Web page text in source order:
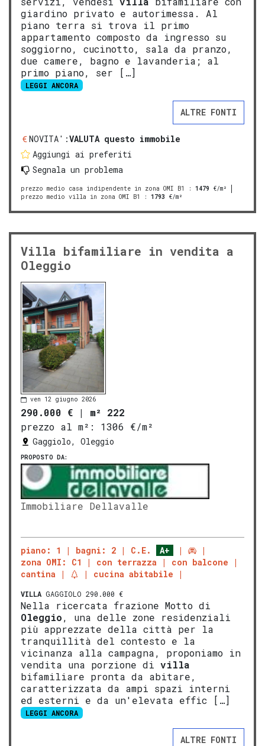
giardino privato e autorimessa. Al
piano terra si trova il primo
appartamento composto da ingresso su
soggiorno, cucinotto, sala da pranzo,
due camere, bagno e lavanderia; al
primo piano, ser […]
LEGGI ANCORA
ALTRE FONTI
NOVITA':VALUTA questo immobile
Aggiungi ai preferiti
Segnala un problema
prezzo medio casa indipendente in zona OMI B1 : 1479 €/m²
prezzo medio villa in zona OMI B1
: 1793 €/m²
Villa bifamiliare in vendita a
Oleggio
ven 12 giugno 2026
290.000 € | m² 222
prezzo al m²:
1306 €/m²
Gaggiolo, Oleggio
PROPOSTO DA:
Immobiliare Dellavalle
piano: 1 bagni: 2 C.E.
A+
zona OMI: C1
con terrazza
con balcone
cantina
cucina abitabile
VILLA GAGGIOLO 290.000 €
Nella ricercata frazione Motto di
Oleggio, una delle zone residenziali
più apprezzate della città per la
tranquillità del contesto e la
vicinanza alla campagna, proponiamo in
vendita una porzione di villa
bifamiliare pronta da abitare,
caratterizzata da ampi spazi interni
ed esterni e da un'elevata effic […]
LEGGI ANCORA
ALTRE FONTI